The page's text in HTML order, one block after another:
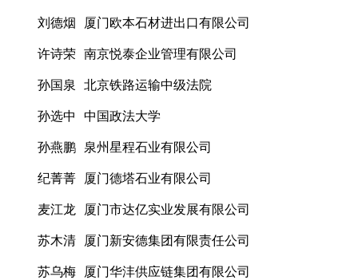
刘德烟 厦门欧本石材进出口有限公司
许诗荣 南京悦泰企业管理有限公司
孙国泉 北京铁路运输中级法院
孙选中 中国政法大学
孙燕鹏 泉州星程石业有限公司
纪菁菁 厦门德塔石业有限公司
麦江龙 厦门市达亿实业发展有限公司
苏木清 厦门新安德集团有限责任公司
苏乌梅 厦门华沣供应链集团有限公司